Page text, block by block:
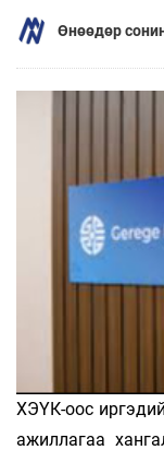
Өнөөдөр
ХЭҮК-оос
ажиллагаа